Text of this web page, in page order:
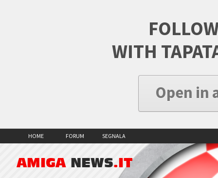
WITH
Open in
HOME FORUM SEGNALA
AMIGA NEWS.IT